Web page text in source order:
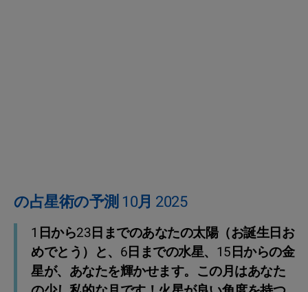
の占星術の予測 10月 2025
1日から23日までのあなたの太陽（お誕生日お
めでとう）と、6日までの水星、15日からの金
星が、あなたを輝かせます。この月はあなた